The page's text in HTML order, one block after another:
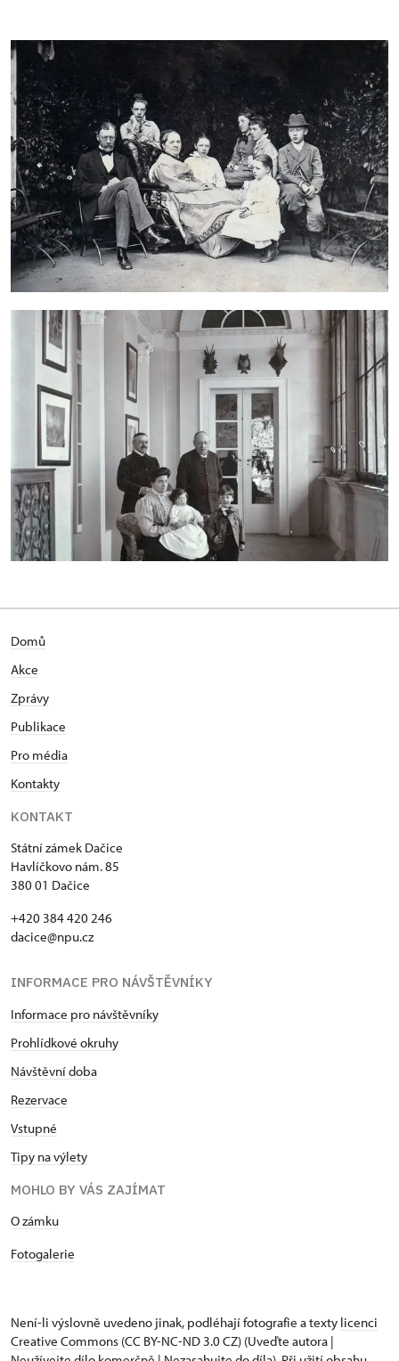
Domů
Akce
Zprávy
Publikace
Pro média
Kontakty
KONTAKT
Státní zámek Dačice
Havlíčkovo nám. 85
380 01 Dačice
+420 384 420 246
dacice@npu.cz
INFORMACE PRO NÁVŠTĚVNÍKY
Informace pro návštěvníky
Prohlídkové okruhy
Návštěvní doba
Rezervace
Vstupné
Tipy na výlety
MOHLO BY VÁS ZAJÍMAT
O zámku
Fotogalerie
Není-li výslovně uvedeno jinak, podléhají fotografie a texty licenci
Creative Commons (CC BY-NC-ND 3.0 CZ) (Uveďte autora |